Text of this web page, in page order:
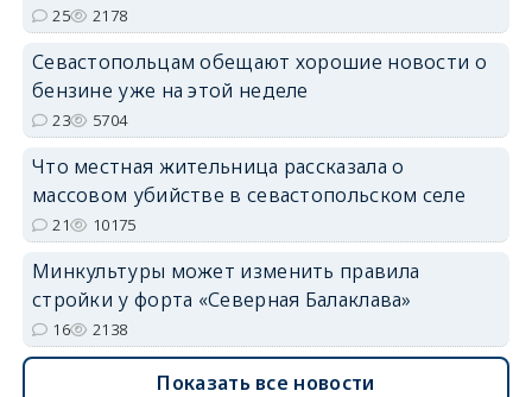
25 2178
Севастопольцам обещают хорошие новости о
бензине уже на этой неделе
23 5704
Что местная жительница рассказала о
массовом убийстве в севастопольском селе
21 10175
Минкультуры может изменить правила
стройки у форта «Северная Балаклава»
16 2138
Показать все новости